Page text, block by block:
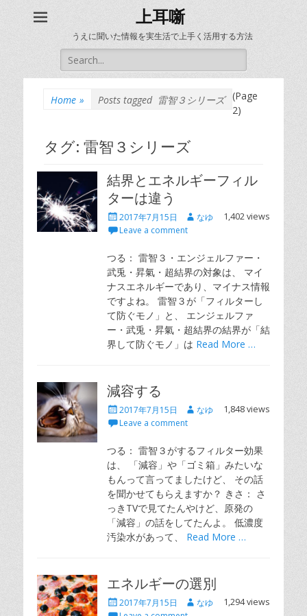
上耳噺
うえに聞いた情報を実生活で上手く活用する方法
Search
for:
Home » Posts tagged 雷智３シリーズ (Page
2)
タグ: 雷智３シリーズ
結界とエネルギーフィル
ターは違う
1,402 views
Posted
on
2017年7月15日 Author
なゆ
Leave a comment
つる： 雷智３・エンジェルファー・
武兎・昇氣・超結界の対象は、 マイ
ナスエネルギーであり、マイナス情報
ですよね。 雷智３が「フィルターし
て防ぐモノ」と、 エンジェルファ
ー・武兎・昇氣・超結界の結界が「結
界して防ぐモノ」は Read More …
減容する
1,848 views
Posted
on
2017年7月15日 Author
なゆ
Leave a comment
つる： 雷智３がするフィルター効果
は、 「減容」や「ゴミ箱」みたいな
もんって言ってましたけど、 その話
を聞かせてもらえますか？ きさ： さ
っきTVで見てたんやけど、原発の
「減容」の話をしてたんよ。 低濃度
汚染水があって、 Read More …
エネルギーの選別
1,294 views
Posted
on
2017年7月15日 Author
なゆ